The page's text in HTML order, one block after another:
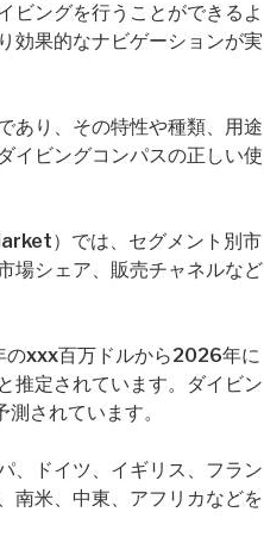
ビングを行うことができるよ
効果的なナビゲーションが実
あり、その特性や種類、用途
イビングコンパスの正しい使
）では、セグメント別市
場シェア、販売チャネルなど
のxxx百万ドルから2026年に
定されています。ダイビン
されています。
、ドイツ、イギリス、フラン
南米、中東、アフリカなどを